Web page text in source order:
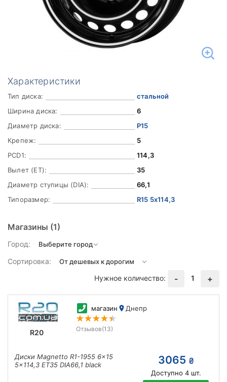
Характеристики
Тип диска:
стальной
Ширина диска:
6
Диаметр диска:
Р15
Крепеж:
5
PCD1:
114,3
Вылет (ET):
35
Диаметр ступицы (DIA):
66,1
Типоразмер:
R15 5x114,3
Магазины (1)
Город:
Сортировка:
Нужное количество:
- 1 +
R20
магазин Днепр
Отзывов(13)
Диски Magnetto R1-1955 6x15
5x114,3 ET35 DIA66,1 black
3065 ₴
Доступно 4шт.